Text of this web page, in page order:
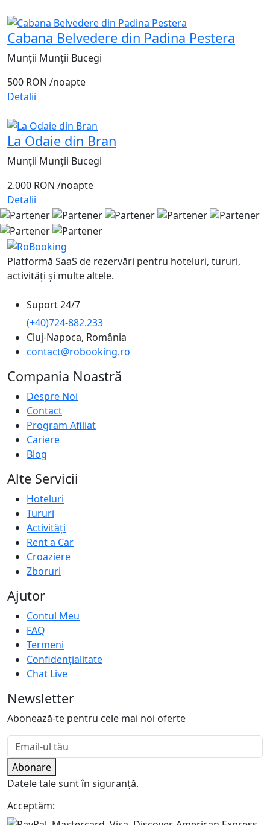
Cabana Belvedere din Padina Pestera
Munții Munții Bucegi
500 RON /noapte
Detalii
La Odaie din Bran
Munții Munții Bucegi
2.000 RON /noapte
Detalii
Platformă SaaS de rezervări pentru hoteluri, tururi,
activități și multe altele.
Suport 24/7
(+40)724-882.233
Cluj-Napoca, România
contact@robooking.ro
Compania Noastră
Despre Noi
Contact
Program Afiliat
Cariere
Blog
Alte Servicii
Hoteluri
Tururi
Activități
Rent a Car
Croaziere
Zboruri
Ajutor
Contul Meu
FAQ
Termeni
Confidențialitate
Chat Live
Newsletter
Abonează-te pentru cele mai noi oferte
Abonare
Datele tale sunt în siguranță.
Acceptăm: